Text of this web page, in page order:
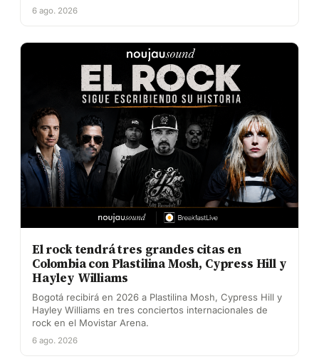
6 ago. 2026
El rock tendrá tres grandes citas en
Colombia con Plastilina Mosh, Cypress Hill y
Hayley Williams
Bogotá recibirá en 2026 a Plastilina Mosh, Cypress Hill y
Hayley Williams en tres conciertos internacionales de
rock en el Movistar Arena.
6 ago. 2026